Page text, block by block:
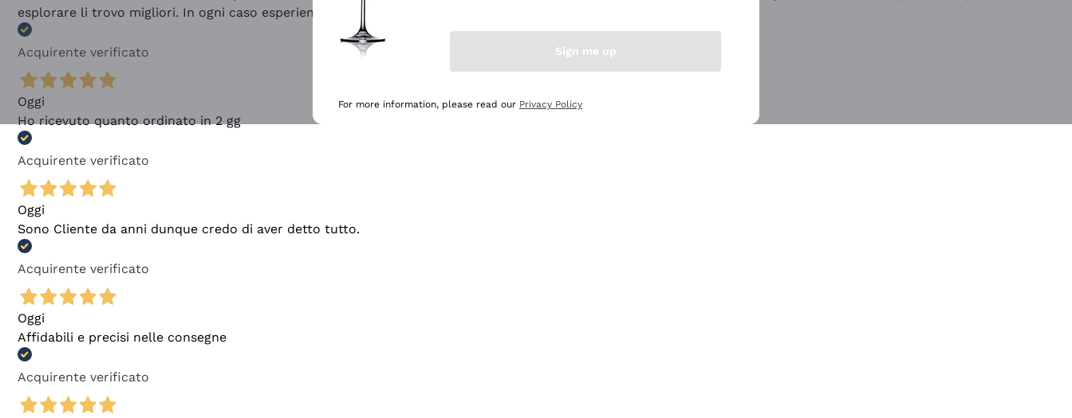
esplorare li trovo migliori. In ogni caso esperienza buona e lo consiglio! 👍
Acquirente verificato
Oggi
Ho ricevuto quanto ordinato in 2 gg
Acquirente verificato
Oggi
Sono Cliente da anni dunque credo di aver detto tutto.
Acquirente verificato
Oggi
Affidabili e precisi nelle consegne
Acquirente verificato
Sign me up
For more information, please read our Privacy Policy